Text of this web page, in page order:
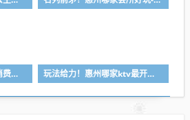
万众瞩目！惠州ktv公主消费一般多少钱-首选金莎汇ktv会所消费行情推荐 玩法给力！惠州哪家ktv最开放-首选逸豪ktv会所消费行情推荐